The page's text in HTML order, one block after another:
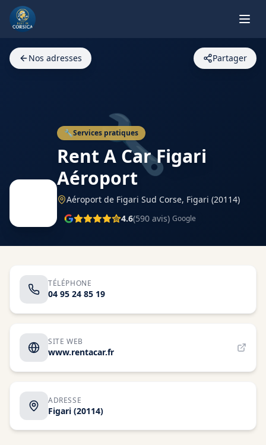
🔧
Nos adresses Partager
🔧Services pratiques
Rent A Car Figari
Aéroport
Aéroport de Figari Sud Corse, Figari (20114)
4.6(590 avis) Google
TÉLÉPHONE
04 95 24 85 19
SITE WEB
www.rentacar.fr
ADRESSE
Figari (20114)